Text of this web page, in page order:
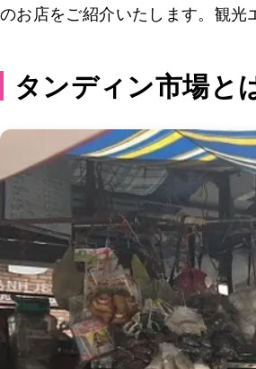
のお店をご紹介いたします。観
タンディン市場と